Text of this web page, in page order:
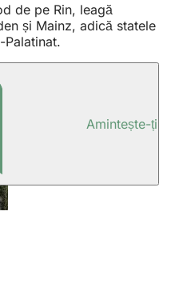
de pe Rin, leagă
și Mainz, adică statele
Palatinat.
Amintește-ți